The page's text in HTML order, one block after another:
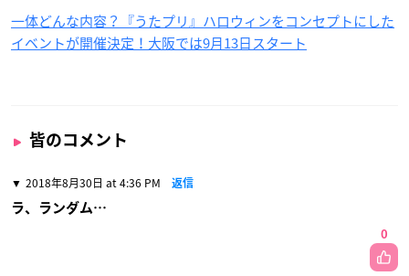
一体どんな内容？『うたプリ』ハロウィンをコンセプトにした
イベントが開催決定！大阪では9月13日スタート
皆のコメント
2018年8月30日 at 4:36 PM 返信
ラ、ランダム…
0